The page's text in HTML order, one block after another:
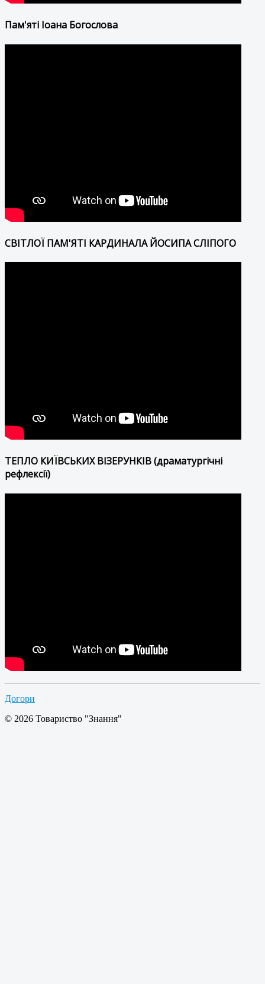
Пам'яті Іоана Богослова
СВІТЛОЇ ПАМ'ЯТІ КАРДИНАЛА ЙОСИПА СЛІПОГО
ТЕПЛО КИЇВСЬКИХ ВІЗЕРУНКІВ (драматургічні
рефлексії)
Догори
© 2026 Товариство "Знання"